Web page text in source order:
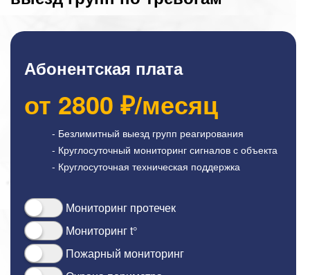
Абонентская плата
от 2800 ₽/месяц
- Безлимитный выезд групп реагирования
- Круглосуточный мониторинг сигналов с объекта
- Круглосуточная техническая поддержка
Мониторинг протечек
Мониторинг t°
Пожарный мониторинг